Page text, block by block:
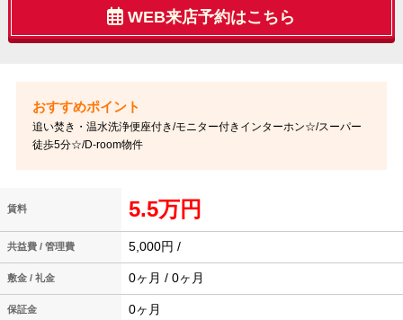
WEB来店予約はこちら
追い焚き・温水洗浄便座付き/モニター付きインターホン☆/スーパー
徒歩5分☆/D-room物件
賃料 5.5万円
共益費 / 管理費 5,000円 /
敷金 / 礼金 0ヶ月 / 0ヶ月
保証金 0ヶ月